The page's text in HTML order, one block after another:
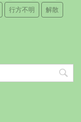
行方不明 解散